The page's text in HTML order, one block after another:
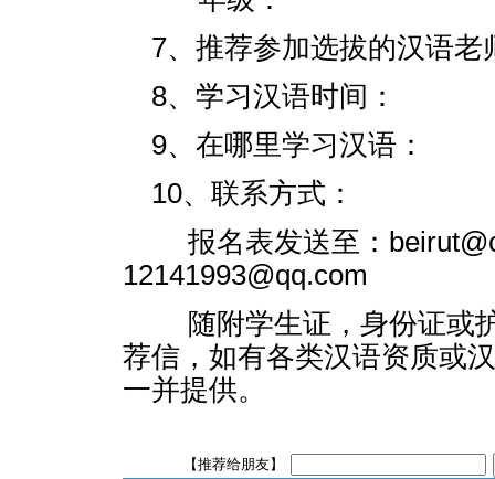
7、推荐参加选拔的汉语老
8、学习汉语时间：
9、在哪里学习汉语：
10、联系方式：
报名表发送至：
12141993@qq.com
随附学生证，身份证或
荐信，如有各类汉语资质或
一并提供。
【推荐给朋友】